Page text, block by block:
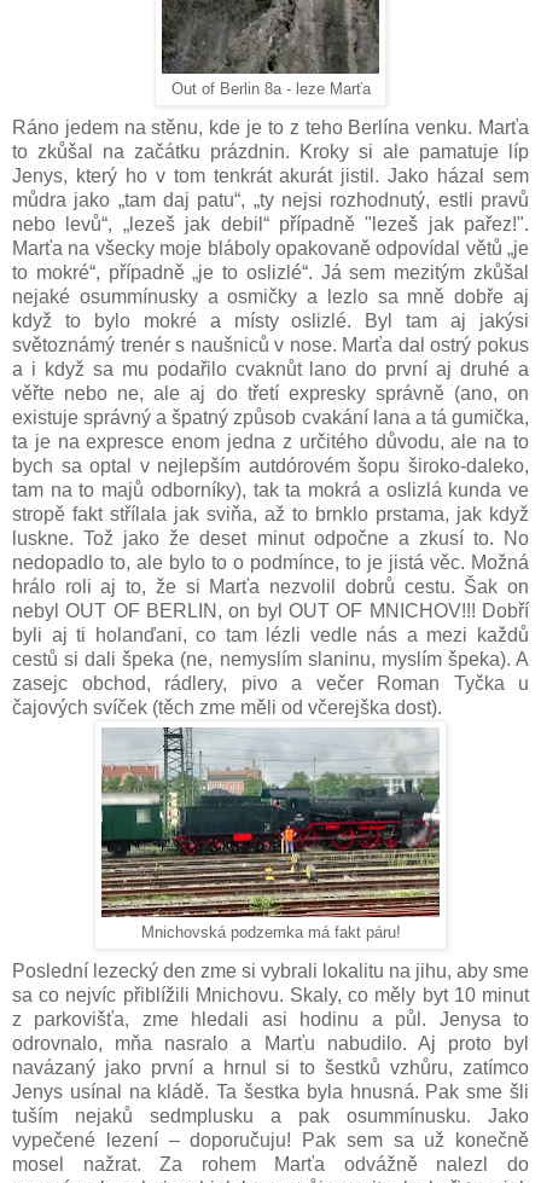
Out of Berlin 8a - leze Marťa
Ráno jedem na stěnu, kde je to z teho Berlína venku. Marťa
to zkůšal na začátku prázdnin. Kroky si ale pamatuje líp
Jenys, který ho v tom tenkrát akurát jistil. Jako házal sem
můdra jako „tam daj patu“, „ty nejsi rozhodnutý, estli pravů
nebo levů“, „lezeš jak debil“ případně "lezeš jak pařez!".
Marťa na všecky moje bláboly opakovaně odpovídal větů „je
to mokré“, případně „je to oslizlé“. Já sem mezitým zkůšal
nejaké osummínusky a osmičky a lezlo sa mně dobře aj
když to bylo mokré a místy oslizlé. Byl tam aj jakýsi
světoznámý trenér s naušniců v nose. Marťa dal ostrý pokus
a i když sa mu podařilo cvaknůt lano do první aj druhé a
věřte nebo ne, ale aj do třetí expresky správně (ano, on
existuje správný a špatný způsob cvakání lana a tá gumička,
ta je na expresce enom jedna z určitého důvodu, ale na to
bych sa optal v nejlepším autdórovém šopu široko-daleko,
tam na to majů odborníky), tak ta mokrá a oslizlá kunda ve
stropě fakt střílala jak sviňa, až to brnklo prstama, jak když
luskne. Tož jako že deset minut odpočne a zkusí to. No
nedopadlo to, ale bylo to o podmínce, to je jistá věc. Možná
hrálo roli aj to, že si Marťa nezvolil dobrů cestu. Šak on
nebyl OUT OF BERLIN, on byl OUT OF MNICHOV!!! Dobří
byli aj ti holanďani, co tam lézli vedle nás a mezi každů
cestů si dali špeka (ne, nemyslím slaninu, myslím špeka). A
zasejc obchod, rádlery, pivo a večer Roman Tyčka u
čajových svíček (těch zme měli od včerejška dost).
Mnichovská podzemka má fakt páru!
Poslední lezecký den zme si vybrali lokalitu na jihu, aby sme
sa co nejvíc přiblížili Mnichovu. Skaly, co měly byt 10 minut
z parkovišťa, zme hledali asi hodinu a půl. Jenysa to
odrovnalo, mňa nasralo a Marťu nabudilo. Aj proto byl
navázaný jako první a hrnul si to šestků vzhůru, zatímco
Jenys usínal na kládě. Ta šestka byla hnusná. Pak sme šli
tuším nejaků sedmplusku a pak osummínusku. Jako
vypečené lezení – doporučuju! Pak sem sa už konečně
mosel nažrat. Za rohem Marťa odvážně nalezl do